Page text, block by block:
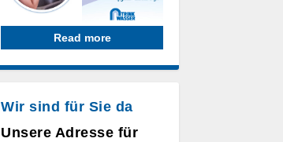
Read more
Wir sind für Sie da
Unsere Adresse für